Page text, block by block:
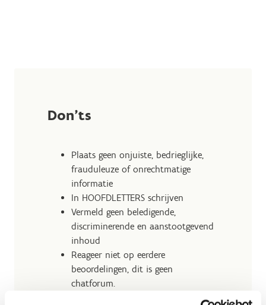
Don'ts
Plaats geen onjuiste, bedrieglijke,
frauduleuze of onrechtmatige
informatie
In HOOFDLETTERS schrijven
Vermeld geen beledigende,
discriminerende en aanstootgevend
inhoud
Reageer niet op eerdere
beoordelingen, dit is geen
chatforum.